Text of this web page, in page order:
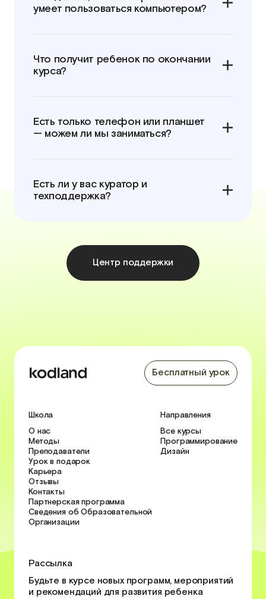
умеет пользоваться компьютером?
Что получит ребенок по окончании
курса?
Есть только телефон или планшет
— можем ли мы заниматься?
Есть ли у вас куратор и
техподдержка?
Центр поддержки
Бесплатный урок
Школа
О нас
Методы
Преподаватели
Урок в подарок
Карьера
Отзывы
Контакты
Партнерская программа
Сведения об Образовательной
Организации
Направления
Все курсы
Программирование
Дизайн
Рассылка
Будьте в курсе новых программ, мероприятий
и рекомендаций для развития ребенка